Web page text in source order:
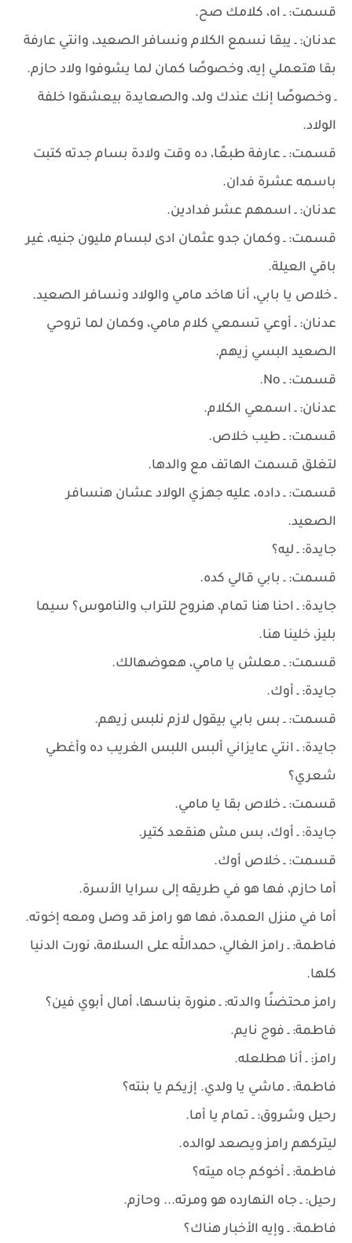
قسمت: ـ اه، كلامك صح.
عدنان: ـ يبقا نسمع الكلام ونسافر الصعيد، وانتي عارفة
بقا هتعملي إيه، وخصوصًا كمان لما يشوفوا ولاد حازم.
ـ وخصوصًا إنك عندك ولد، والصعايدة بيعشقوا خلفة
الولاد.
قسمت: ـ عارفة طبعًا، ده وقت ولادة بسام جدته كتبت
باسمه عشرة فدان.
عدنان: ـ اسمهم عشر فدادين.
قسمت: ـ وكمان جدو عثمان ادى لبسام مليون جنيه، غير
باقي العيلة.
ـ خلاص يا بابي، أنا هاخد مامي والولاد ونسافر الصعيد.
عدنان: ـ أوعي تسمعي كلام مامي، وكمان لما تروحي
الصعيد البسي زيهم.
قسمت: ـ No.
عدنان: ـ اسمعي الكلام.
قسمت: ـ طيب خلاص.
لتغلق قسمت الهاتف مع والدها.
قسمت: ـ داده، عليه جهزي الولاد عشان هنسافر
الصعيد.
جايدة: ـ ليه؟
قسمت: ـ بابي قالي كده.
جايدة: ـ احنا هنا تمام، هنروح للتراب والناموس؟ سيما
بليز، خلينا هنا.
قسمت: ـ معلش يا مامي، هعوضهالك.
جايدة: ـ أوك.
قسمت: ـ بس بابي بيقول لازم نلبس زيهم.
جايدة: ـ انتي عايزاني ألبس اللبس الغريب ده وأغطي
شعري؟
قسمت: ـ خلاص بقا يا مامي.
جايدة: ـ أوك، بس مش هنقعد كتير.
قسمت: ـ خلاص أوك.
أما حازم، فها هو في طريقه إلى سرايا الأسرة.
أما في منزل العمدة، فها هو رامز قد وصل ومعه إخوته.
فاطمة: ـ رامز الغالي، حمدالله على السلامة، نورت الدنيا
كلها.
رامز محتضنًا والدته: ـ منورة بناسها، أمال أبوي فين؟
فاطمة: ـ فوج نايم.
رامز: ـ أنا هطلعله.
فاطمة: ـ ماشي يا ولدي. إزيكم يا بنته؟
رحيل وشروق: ـ تمام يا أما.
ليتركهم رامز ويصعد لوالده.
فاطمة: ـ أخوكم جاه ميته؟
رحيل: ـ جاه النهارده هو ومرته... وحازم.
فاطمة: ـ وإيه الأخبار هناك؟